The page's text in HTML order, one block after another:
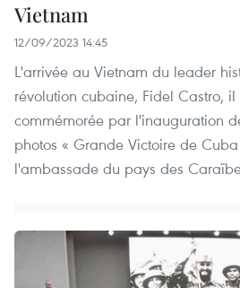
Vietnam
12/09/2023 14:45
L'arrivée au Vietnam du leader
révolution cubaine, Fidel Castro,
commémorée par l'inauguration
photos « Grande Victoire de
l'ambassade du pays des